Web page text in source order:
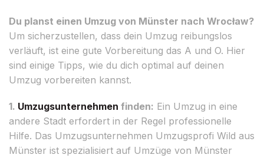
Du planst einen Umzug von Münster nach Wrocław?
Um sicherzustellen, dass dein Umzug reibungslos
verläuft, ist eine gute Vorbereitung das A und O. Hier
sind einige Tipps, wie du dich optimal auf deinen
Umzug vorbereiten kannst.
1. Umzugsunternehmen finden: Ein Umzug in eine
andere Stadt erfordert in der Regel professionelle
Hilfe. Das Umzugsunternehmen Umzugsprofi Wild aus
Münster ist spezialisiert auf Umzüge von Münster